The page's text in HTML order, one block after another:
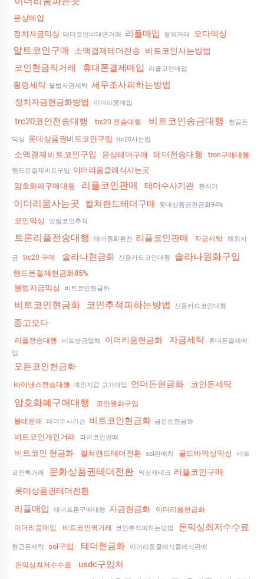
문상매입
정치자금믹싱
테더코인비대면거래 리플매입 장외거래 오다믹싱
알트코인구매 소액결제테더전송 비트코인사는방법
코인현금직거래 휴대폰결제매입 리플코인매입
횡령세탁 불법자금세탁 세무조사피하는방법
정치자금현금화방법 이더리움매입
trc20코인전송대행 trc20 전송대행 비트코인송금대행 현금돈
믹싱 롯데상품권비트코인구입 trc20사는법
소액결제비트코인구입 문상테더구매 테더전송대행 tron구매대행
핸드폰결제비트구입
이더리움클레식사는곳
암호화폐구매대행
리플코인판매 테더수사기관 환치기
이더리움사는곳 컬쳐랜드테더구매 롯데상품권현금화94%
코인믹싱 빗썸코인추적
트론리플전송대행 테더원화환전 리플코인판매 자금세탁 해외자
금 trc20 구매 솔라나현금화 신용카드코인대행 솔라나원화구입
핸드폰결제현금화85%
불법자금믹싱
비트코인현금화
비트코인현금화 코인추적피하는방법 신용카드코인대행
중고오다
리플전송대행 비트송금업체 이더리움현금화 자금세탁
휴대폰결제매
입
모든코인현금화
바이낸스전송대행 개인지갑 고가매입 언더돈현금화 코인돈세탁
암호화폐구매대행 코인원화구입
블테판매 테더수사기관 비트코인현금화 금은돈현금화
비트코인개인거래 파이코인판매
비트코인 현금화 컬쳐랜드테더전환 sol판매처 골드바믹싱믹싱 비트
코인퀵거래 문화상품권테더전환 믹싱재테크 리플코인구매
롯데상품권테더전환
리플매입 테더트론구매대행 자금현금화 이더리움현금화
이더리움매입 비트코인퀵거래 코인추적피하는방법 돈믹싱최저수수료
현금돈세탁 sol구입 테더현금화 이더리움클레식클레식판매
돈믹싱최저수수료 usdc구입처